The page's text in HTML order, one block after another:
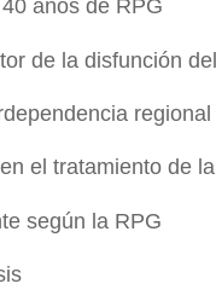
años de RPG
de la disfunción
regional
el tratamiento de
según la RPG